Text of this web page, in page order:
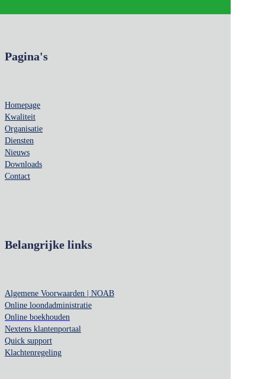
Pagina's
Homepage
Kwaliteit
Organisatie
Diensten
Nieuws
Downloads
Contact
Belangrijke links
Algemene Voorwaarden | NOAB
Online loondadministratie
Online boekhouden
Nextens klantenportaal
Quick support
Klachtenregeling